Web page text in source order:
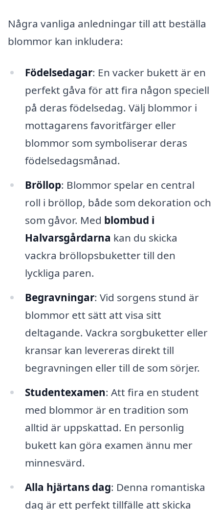
Några vanliga anledningar till att beställa
blommor kan inkludera:
Födelsedagar: En vacker bukett är en
perfekt gåva för att fira någon speciell
på deras födelsedag. Välj blommor i
mottagarens favoritfärger eller
blommor som symboliserar deras
födelsedagsmånad.
Bröllop: Blommor spelar en central
roll i bröllop, både som dekoration och
som gåvor. Med blombud i
Halvarsgårdarna kan du skicka
vackra bröllopsbuketter till den
lyckliga paren.
Begravningar: Vid sorgens stund är
blommor ett sätt att visa sitt
deltagande. Vackra sorgbuketter eller
kransar kan levereras direkt till
begravningen eller till de som sörjer.
Studentexamen: Att fira en student
med blommor är en tradition som
alltid är uppskattad. En personlig
bukett kan göra examen ännu mer
minnesvärd.
Alla hjärtans dag: Denna romantiska
dag är ett perfekt tillfälle att skicka